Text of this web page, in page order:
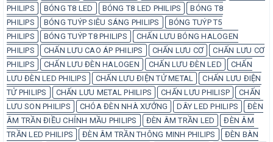
PHILIPS
BÓNG T8 LED BÓNG T8 LED PHILIPS
BÓNG T8
PHILIPS
BÓNG TUÝP SIÊU SÁNG PHILIPS
BÓNG TUÝP T5
PHILIPS
BÓNG TUÝP T8 PHILIPS
CHẤN LƯU BÓNG HALOGEN
PHILIPS
CHẤN LƯU CAO ÁP PHILIPS CHẤN LƯU CƠ
CHẤN LƯU CƠ
PHILIPS
CHẤN LƯU ĐÈN HALOGEN CHẤN LƯU ĐÈN LED
CHẤN
LƯU ĐÈN LED PHILIPS
CHẤN LƯU ĐIỆN TỬ METAL
CHẤN LƯU ĐIỆN
TỬ PHILIPS
CHẤN LƯU METAL PHILIPS CHẤN LƯU PHILISP
CHẤN
LƯU SON PHILIPS
CHÓA ĐÈN NHÀ XƯỞNG DÂY LED PHILIPS
ĐÈN
ÂM TRẦN ĐIỀU CHỈNH MẦU PHILIPS
ĐÈN ÂM TRẦN LED
ĐÈN ÂM
TRẦN LED PHILIPS
ĐÈN ÂM TRẦN THÔNG MINH PHILIPS
ĐÈN BÀN